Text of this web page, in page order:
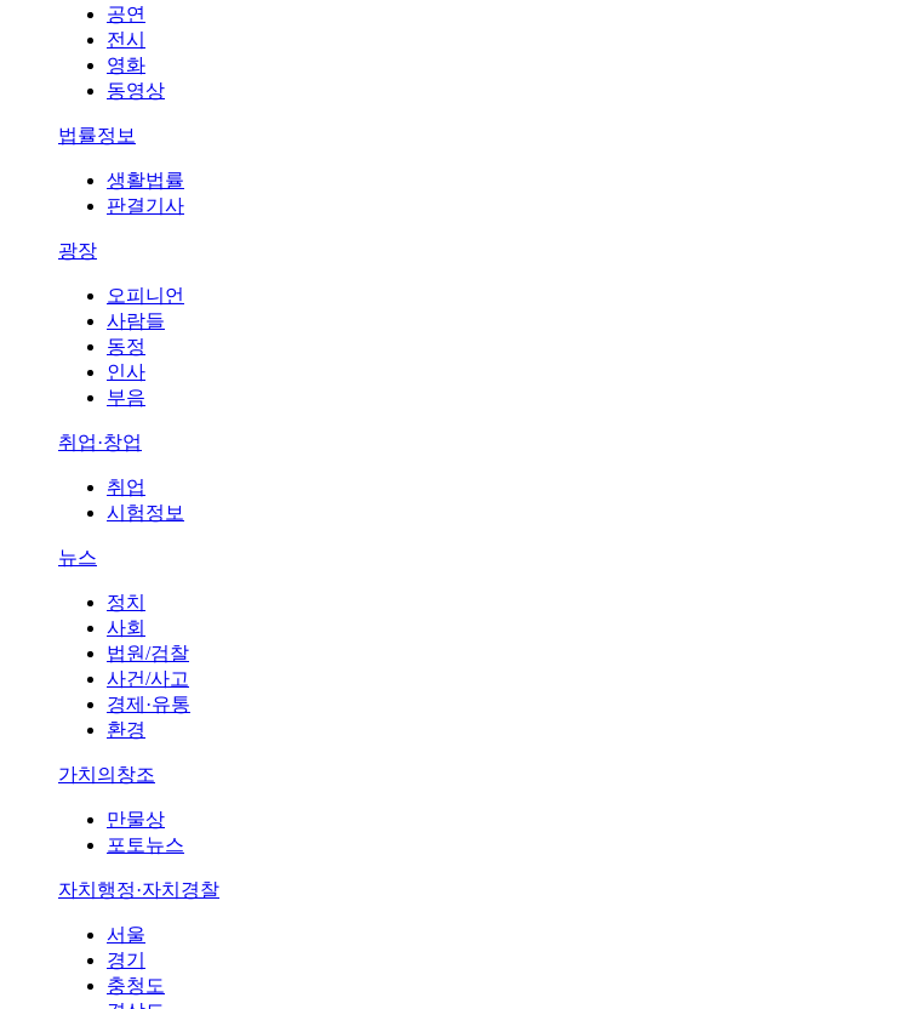
공연
전시
영화
동영상
법률정보
생활법률
판결기사
광장
오피니언
사람들
동정
인사
부음
취업·창업
취업
시험정보
뉴스
정치
사회
법원/검찰
사건/사고
경제·유통
환경
가치의창조
만물상
포토뉴스
자치행정·자치경찰
서울
경기
충청도